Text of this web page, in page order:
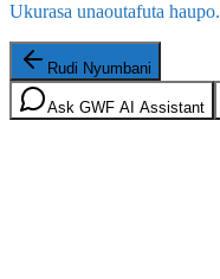
Ukurasa unaoutafuta haupo.
Rudi Nyumbani
Ask GWF AI Assistant